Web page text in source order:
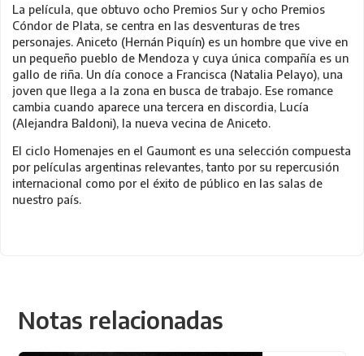
La película, que obtuvo ocho Premios Sur y ocho Premios
Cóndor de Plata, se centra en las desventuras de tres
personajes. Aniceto (Hernán Piquín) es un hombre que vive en
un pequeño pueblo de Mendoza y cuya única compañía es un
gallo de riña. Un día conoce a Francisca (Natalia Pelayo), una
joven que llega a la zona en busca de trabajo. Ese romance
cambia cuando aparece una tercera en discordia, Lucía
(Alejandra Baldoni), la nueva vecina de Aniceto.
El ciclo Homenajes en el Gaumont es una selección compuesta
por películas argentinas relevantes, tanto por su repercusión
internacional como por el éxito de público en las salas de
nuestro país.
Notas relacionadas